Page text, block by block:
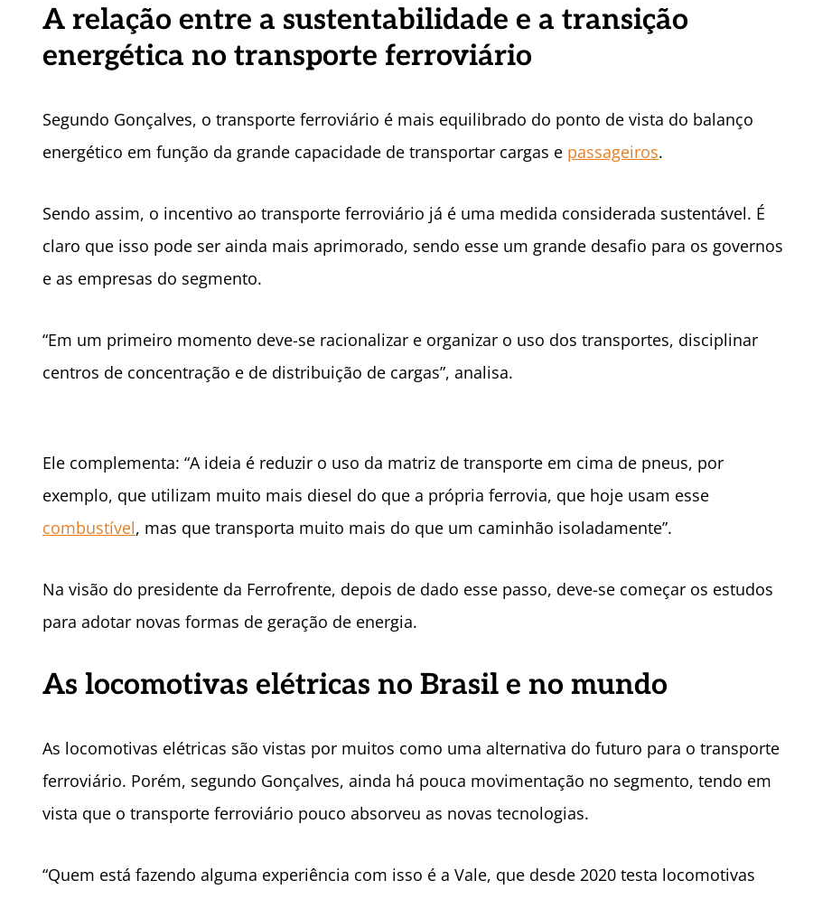
A relação entre a sustentabilidade e a transição
energética no transporte ferroviário
Segundo Gonçalves, o transporte ferroviário é mais equilibrado do ponto de vista do balanço
energético em função da grande capacidade de transportar cargas e passageiros.
Sendo assim, o incentivo ao transporte ferroviário já é uma medida considerada sustentável. É
claro que isso pode ser ainda mais aprimorado, sendo esse um grande desafio para os governos
e as empresas do segmento.
“Em um primeiro momento deve-se racionalizar e organizar o uso dos transportes, disciplinar
centros de concentração e de distribuição de cargas”, analisa.
Ele complementa: “A ideia é reduzir o uso da matriz de transporte em cima de pneus, por
exemplo, que utilizam muito mais diesel do que a própria ferrovia, que hoje usam esse
combustível, mas que transporta muito mais do que um caminhão isoladamente”.
Na visão do presidente da Ferrofrente, depois de dado esse passo, deve-se começar os estudos
para adotar novas formas de geração de energia.
As locomotivas elétricas no Brasil e no mundo
As locomotivas elétricas são vistas por muitos como uma alternativa do futuro para o transporte
ferroviário. Porém, segundo Gonçalves, ainda há pouca movimentação no segmento, tendo em
vista que o transporte ferroviário pouco absorveu as novas tecnologias.
“Quem está fazendo alguma experiência com isso é a Vale, que desde 2020 testa locomotivas